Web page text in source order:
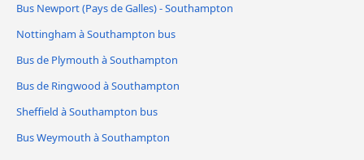
Bus Newport (Pays de Galles) - Southampton
Nottingham à Southampton bus
Bus de Plymouth à Southampton
Bus de Ringwood à Southampton
Sheffield à Southampton bus
Bus Weymouth à Southampton